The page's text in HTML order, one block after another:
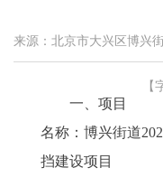
来源：北京市大兴区博兴
【
一、项目
名称：博兴街道
挡建设项目